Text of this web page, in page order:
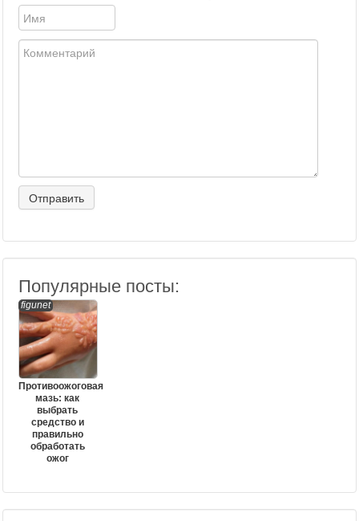
Популярные посты:
figunet
Противоожоговая
мазь: как
выбрать
средство и
правильно
обработать
ожог